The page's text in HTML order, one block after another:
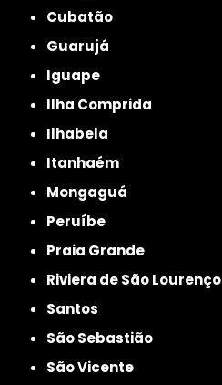
Cubatão
Guarujá
Iguape
Ilha Comprida
Ilhabela
Itanhaém
Mongaguá
Peruíbe
Praia Grande
Riviera de São Lourenço
Santos
São Sebastião
São Vicente